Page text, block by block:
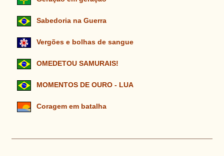
Sabedoria na Guerra
Vergões e bolhas de sangue
OMEDETOU SAMURAIS!
MOMENTOS DE OURO - LUA
Coragem em batalha